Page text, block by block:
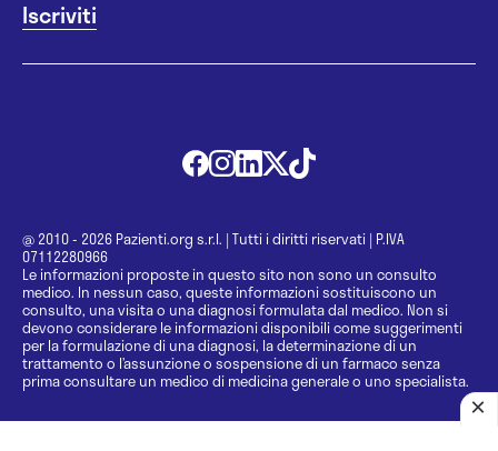
@ 2010 - 2026 Pazienti.org s.r.l. | Tutti i diritti riservati | P.IVA
07112280966
Le informazioni proposte in questo sito non sono un consulto
medico. In nessun caso, queste informazioni sostituiscono un
consulto, una visita o una diagnosi formulata dal medico. Non si
devono considerare le informazioni disponibili come suggerimenti
per la formulazione di una diagnosi, la determinazione di un
trattamento o l’assunzione o sospensione di un farmaco senza
prima consultare un medico di medicina generale o uno specialista.